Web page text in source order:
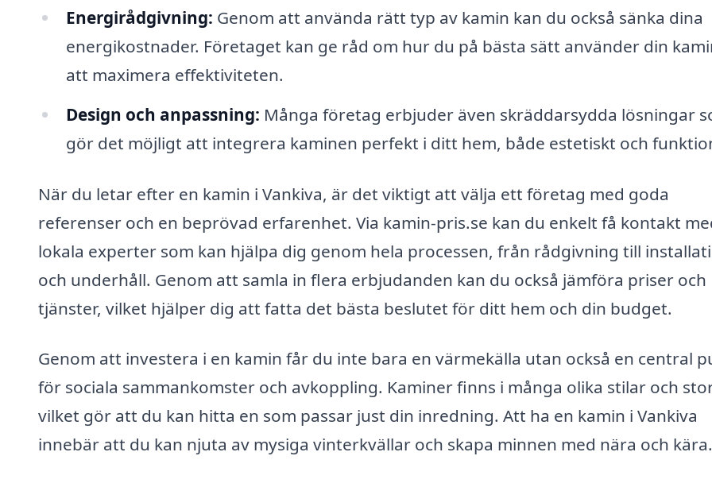
Energirådgivning: Genom att använda rätt typ av kamin kan du också sänka dina
energikostnader. Företaget kan ge råd om hur du på bästa sätt använder din
att maximera effektiviteten.
Design och anpassning: Många företag erbjuder även skräddarsydda lösningar
gör det möjligt att integrera kaminen perfekt i ditt hem, både estetiskt och
När du letar efter en kamin i Vankiva, är det viktigt att välja ett företag med goda
referenser och en beprövad erfarenhet. Via kamin-pris.se kan du enkelt få kontakt
lokala experter som kan hjälpa dig genom hela processen, från rådgivning till
och underhåll. Genom att samla in flera erbjudanden kan du också jämföra priser och
tjänster, vilket hjälper dig att fatta det bästa beslutet för ditt hem och din budget.
Genom att investera i en kamin får du inte bara en värmekälla utan också en central
för sociala sammankomster och avkoppling. Kaminer finns i många olika stilar och
vilket gör att du kan hitta en som passar just din inredning. Att ha en kamin i Vankiva
innebär att du kan njuta av mysiga vinterkvällar och skapa minnen med nära och kära.